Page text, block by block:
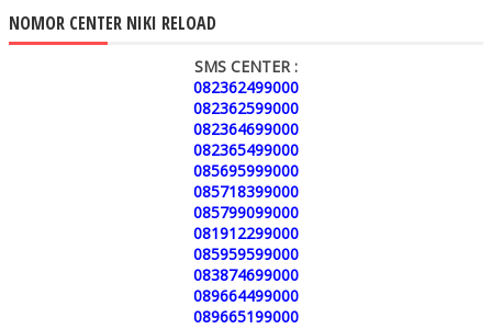
NOMOR CENTER NIKI RELOAD
SMS CENTER :
082362499000
082362599000
082364699000
082365499000
085695999000
085718399000
085799099000
081912299000
085959599000
083874699000
089664499000
089665199000